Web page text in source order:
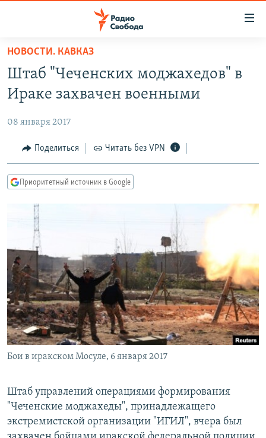
упрощенного
доступа
Вернуться
основному
Вернутся
главной
навигации
Вернутся
ПРОГРАММЫ
АВТОРСКИЕ ПРОЕКТЫ
ЦИТАТЫ СВОБОДЫ
МНЕНИЯ
IDEL.РЕАЛИИ
КАВКАЗ.РЕАЛИИ
СЕВЕР.РЕАЛИИ
СИБИРЬ.РЕАЛИИ
РАСПИСАНИЕ ВЕЩАНИЯ
ПОДПИШИТЕСЬ НА РАССЫЛКУ
СОЦИАЛЬНЫЕ СЕТИ
Все сайты РСЕ/РС
НОВОСТИ. КАВКАЗ
Штаб "Чеченских моджахедов" в
Ираке захвачен военными
08 января 2017
Поделиться Читать без VPN
Приоритетный источник в Google
Бои в иракском Мосуле, 6 января 2017
Штаб управлений операциями формирования
"Чеченские моджахеды", принадлежащего
экстремистской организации "ИГИЛ", вчера был